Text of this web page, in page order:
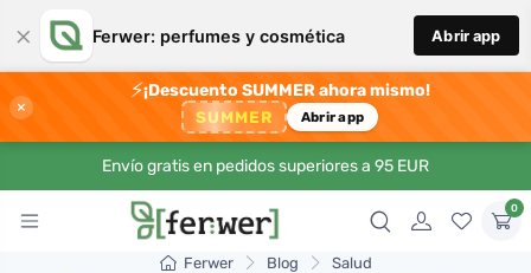
× Ferwer: perfumes y cosmética Abrir app
×
⚡¡Descuento SUMMER ahora mismo!
SUMMER Abrir app
Envío gratis en pedidos superiores a 95 EUR
0
Ferwer Blog Salud